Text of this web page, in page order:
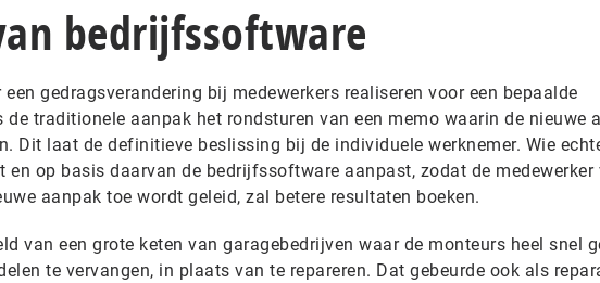
bedrijfssoftware
een gedragsverandering bij medewerkers realiseren voor een bepaalde
de traditionele aanpak het rondsturen van een memo waarin de nieuwe
Dit laat de definitieve beslissing bij de individuele werknemer. Wie
en op basis daarvan de bedrijfssoftware aanpast, zodat de medewerker
aanpak toe wordt geleid, zal betere resultaten boeken.
van een grote keten van garagebedrijven waar de monteurs heel snel
te vervangen, in plaats van te repareren. Dat gebeurde ook als